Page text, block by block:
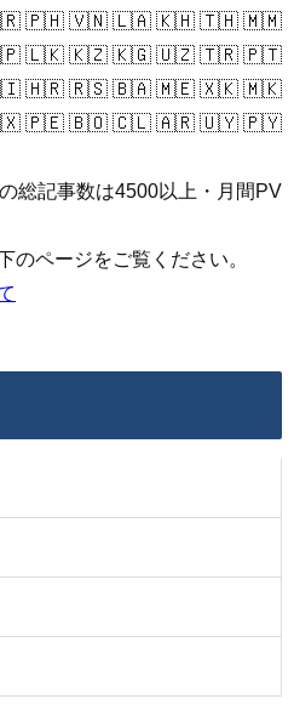
🇵🇭 🇻🇳 🇱🇦 🇰🇭 🇹🇭 🇲🇲
🇱🇰 🇰🇿 🇰🇬 🇺🇿 🇹🇷 🇵🇹
🇭🇷 🇷🇸 🇧🇦 🇲🇪 🇽🇰 🇲🇰
🇵🇪 🇧🇴 🇨🇱 🇦🇷 🇺🇾 🇵🇾
総記事数は4500以上・月間PV
のページをご覧ください。